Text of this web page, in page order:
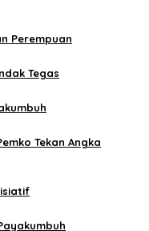
Perempuan
Tegas
Tekan Angka